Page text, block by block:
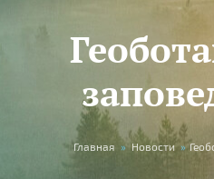
Вы здесь
Главная » Новости »